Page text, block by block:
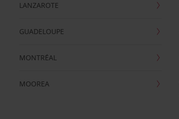
LANZAROTE
GUADELOUPE
MONTRÉAL
MOOREA